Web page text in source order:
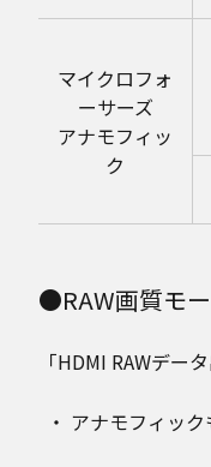
マイクロフォ
ーサーズ
アナモフィッ
ク
●RAW画質モ
「HDMI RAWデ
アナモフィック